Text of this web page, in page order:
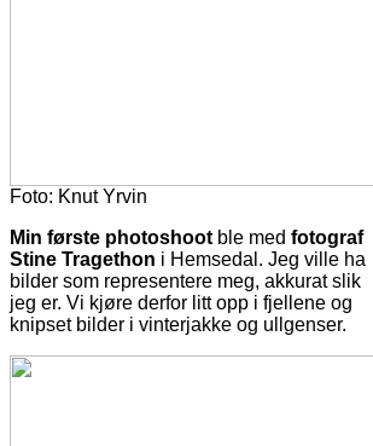
Foto: Knut Yrvin
Min første photoshoot ble med fotograf
Stine Tragethon i Hemsedal. Jeg ville ha
bilder som representere meg, akkurat slik
jeg er. Vi kjøre derfor litt opp i fjellene og
knipset bilder i vinterjakke og ullgenser.